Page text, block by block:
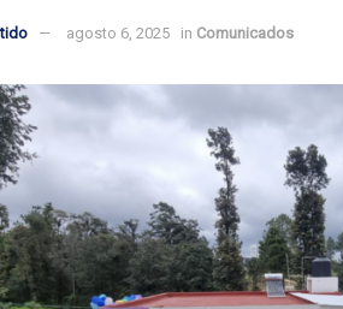
agosto 6, 2025 in Comunicados